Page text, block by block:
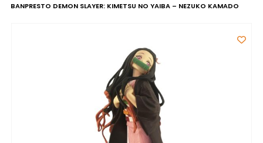
BANPRESTO DEMON SLAYER: KIMETSU NO YAIBA – NEZUKO KAMADO